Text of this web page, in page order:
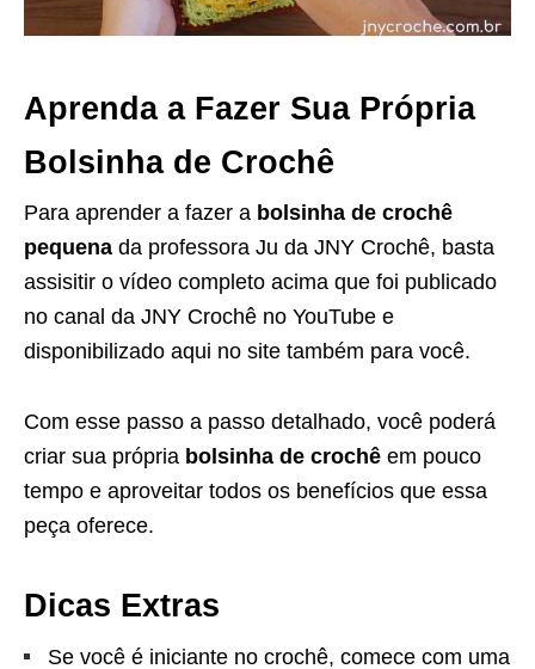
Aprenda a Fazer Sua Própria
Bolsinha de Crochê
Para aprender a fazer a bolsinha de crochê
pequena da professora Ju da JNY Crochê, basta
assisitir o vídeo completo acima que foi publicado
no canal da JNY Crochê no YouTube e
disponibilizado aqui no site também para você.
Com esse passo a passo detalhado, você poderá
criar sua própria bolsinha de crochê em pouco
tempo e aproveitar todos os benefícios que essa
peça oferece.
Dicas Extras
Se você é iniciante no crochê, comece com uma